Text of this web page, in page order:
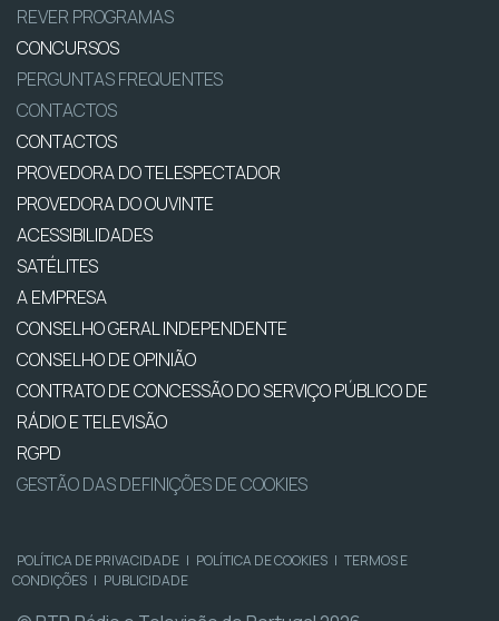
REVER PROGRAMAS
CONCURSOS
PERGUNTAS FREQUENTES
CONTACTOS
CONTACTOS
PROVEDORA DO TELESPECTADOR
PROVEDORA DO OUVINTE
ACESSIBILIDADES
SATÉLITES
A EMPRESA
CONSELHO GERAL INDEPENDENTE
CONSELHO DE OPINIÃO
CONTRATO DE CONCESSÃO DO SERVIÇO PÚBLICO DE
RÁDIO E TELEVISÃO
RGPD
GESTÃO DAS DEFINIÇÕES DE COOKIES
POLÍTICA DE PRIVACIDADE | POLÍTICA DE COOKIES | TERMOS E
CONDIÇÕES | PUBLICIDADE